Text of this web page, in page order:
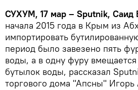
СУХУМ, 17 мар – Sputnik, Саид
начала 2015 года в Крым из
импортировать
период было завезено пять
воды, а в одну фуру
бутылок воды, рассказал
торгового дома "Апсны" Игорь